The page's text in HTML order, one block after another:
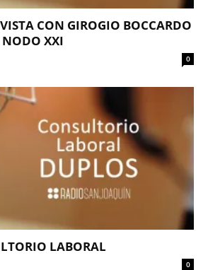
CON GIROGIO BOCCARDO
XXI
0
LABORAL
0